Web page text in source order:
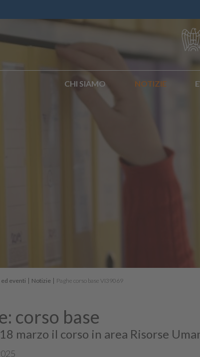
CHI SIAMO NOTIZIE
eventi Notizie Paghe corso base VI39069
corso base
marzo il corso in area Risorse